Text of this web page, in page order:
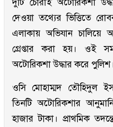
দুটি চোরাই অটোরিকশা
দেওয়া তথ্যের ভিত্তিতে
এলাকায় অভিযান
গ্রেপ্তার করা হয়। ওই
অটোরিকশা উদ্ধার করে
ওসি মোহাম্মদ তৌহিদুল
তিনটি অটোরিকশার
হাজার টাকা। প্রাথমিক